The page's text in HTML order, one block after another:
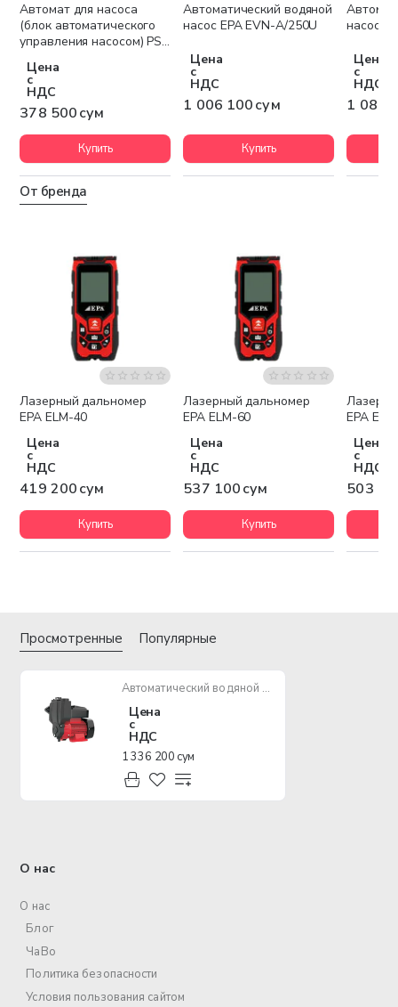
Автомат для насоса
(блок автоматического
управления насосом) PS-
Цена
с
НДС
378 500 сум
Купить
Автоматический водяной
насос EPA EVN-A/250U
Цена
с
НДС
1 006 100 сум
Купить
насос
Цена
с
НДС
1 084
От бренда
Лазерный дальномер
EPA ELM-40
Цена
с
НДС
419 200 сум
Купить
Лазерный дальномер
EPA ELM-60
Цена
с
НДС
537 100 сум
Купить
EPA
Цена
с
НДС
503
Просмотренные Популярные
Автоматический водяной насос EPA EVN-A/650U
Цена
с
НДС
1 336 200 сум
О нас
О нас
Блог
ЧаВо
Политика безопасности
Условия пользования сайтом